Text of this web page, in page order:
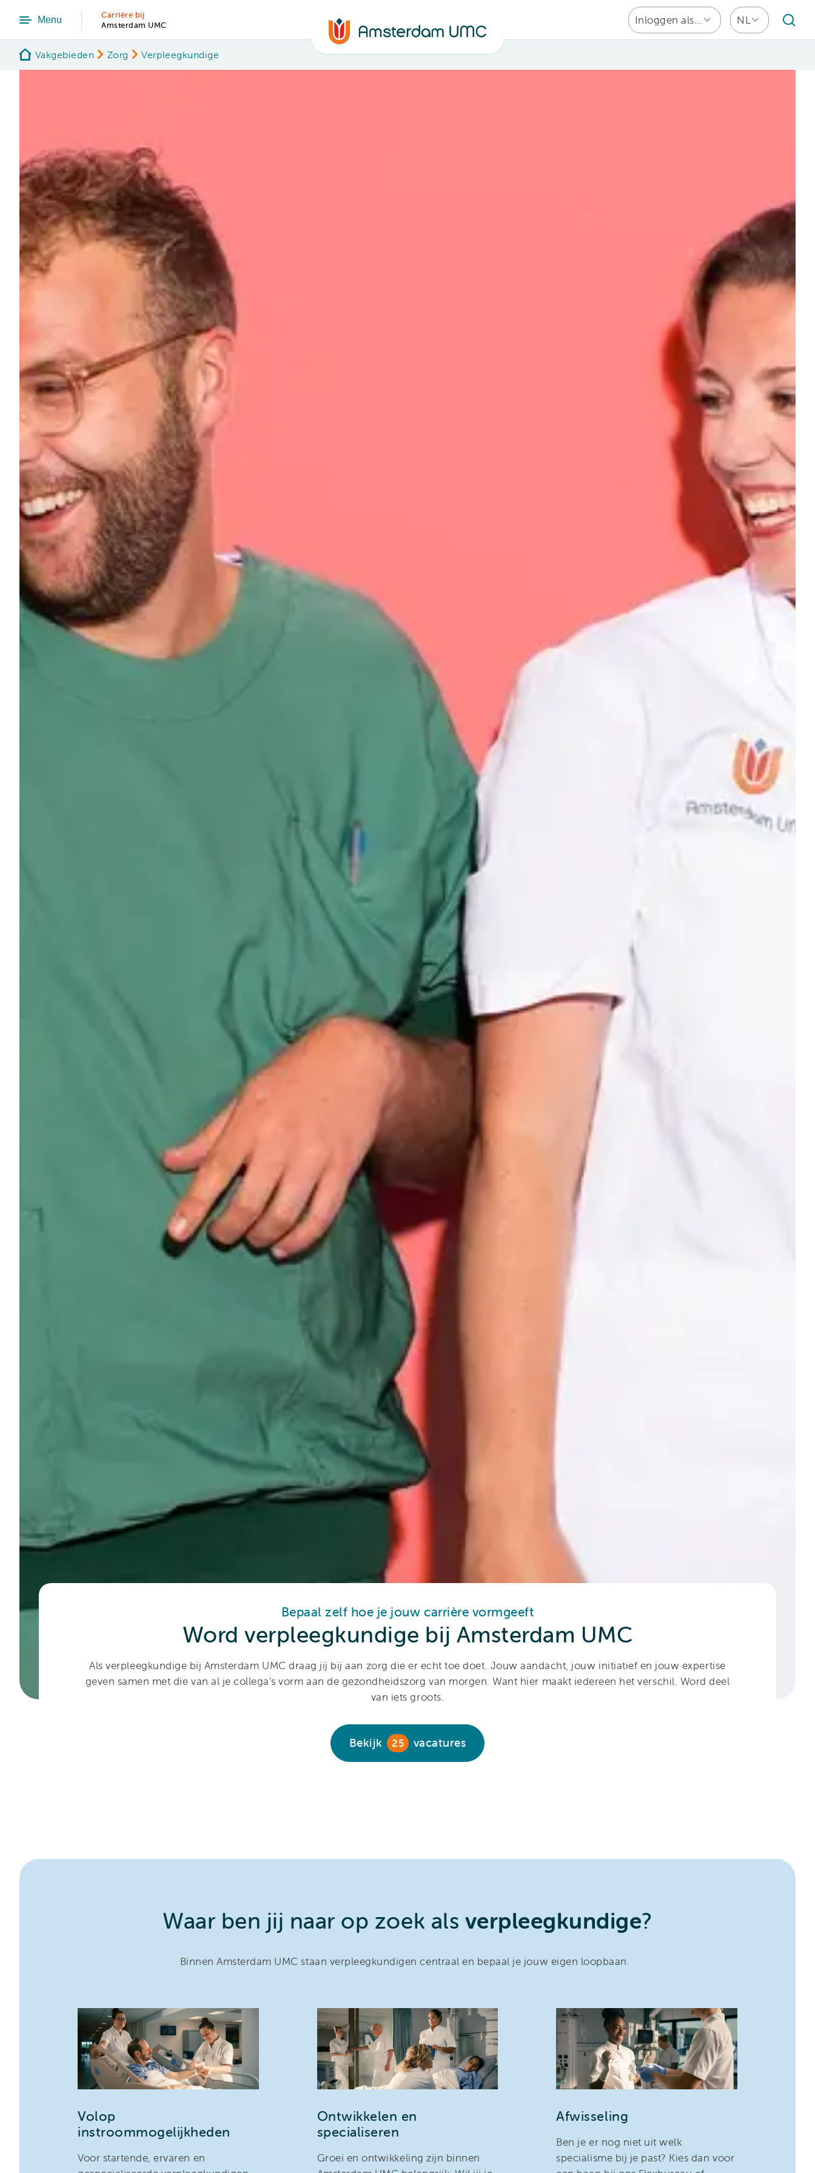
Menu
Carrière bij
Amsterdam UMC
Inloggen als... NL
Vakgebieden Zorg Verpleegkundige
Word verpleegkundige bij Amsterdam UMC
Bepaal zelf hoe je jouw carrière vormgeeft
Als verpleegkundige bij Amsterdam UMC draag jij bij aan zorg die er echt toe doet. Jouw aandacht, jouw initiatief en jouw expertise
geven samen met die van al je collega's vorm aan de gezondheidszorg van morgen. Want hier maakt iedereen het verschil. Word deel
van iets groots.
Bekijk 25 vacatures
Waar ben jij naar op zoek als verpleegkundige?
Binnen Amsterdam UMC staan verpleegkundigen centraal en bepaal je jouw eigen loopbaan.
Volop
instroommogelijkheden
Voor startende, ervaren en
Ontwikkelen en
specialiseren
Groei en ontwikkeling zijn binnen
Afwisseling
Ben je er nog niet uit welk
specialisme bij je past? Kies dan voor